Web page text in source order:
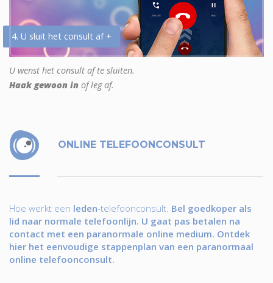
4. U sluit het consult af +
U wenst het consult af te sluiten.
Haak gewoon in of leg af.
ONLINE TELEFOONCONSULT
Hoe werkt een leden-telefoonconsult. Bel goedkoper als
lid naar normale telefoonlijn. U gaat pas betalen na
contact met een paranormale online medium. Ontdek
hier het eenvoudige stappenplan van een paranormaal
online telefoonconsult.